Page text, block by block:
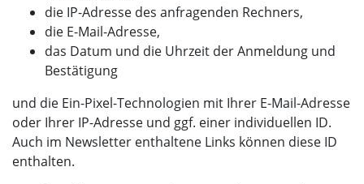
die IP-Adresse des anfragenden Rechners,
die E-Mail-Adresse,
das Datum und die Uhrzeit der Anmeldung und
Bestätigung
und die Ein-Pixel-Technologien mit Ihrer E-Mail-Adresse
oder Ihrer IP-Adresse und ggf. einer individuellen ID.
Auch im Newsletter enthaltene Links können diese ID
enthalten.